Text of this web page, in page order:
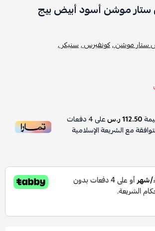
ستار موشن أسود أبيض بيج
ستار موشن ,كونفيرس ,سنيكر ,
112.50 ر.س على4دفعات
مع الشريعة الإسلامية